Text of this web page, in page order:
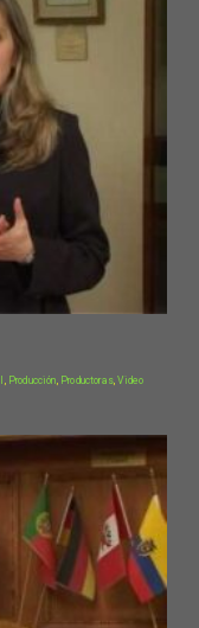
, Producción, Productoras,Video